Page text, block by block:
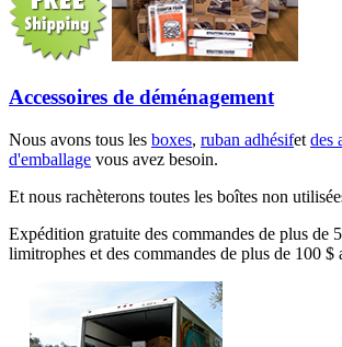
Accessoires de déménagement
Nous avons tous les boxes, ruban adhésifet des
d'emballage vous avez besoin.
Et nous rachèterons toutes les boîtes non
Expédition gratuite des commandes de plus de
limitrophes et des commandes de plus de 100 $